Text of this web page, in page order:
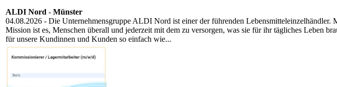
ALDI Nord - Münster
04.08.2026 - Die Unternehmensgruppe ALDI Nord ist einer der führenden
Mission ist es, Menschen überall und jederzeit mit dem zu versorgen, was sie für ihr tägliches Leben
für unsere Kundinnen und Kunden so einfach wie...